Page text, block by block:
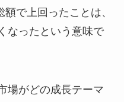
で上回ったことは、
なったという意味で
場がどの成長テーマ